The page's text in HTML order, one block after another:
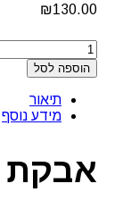
₪130.00
כמות
של
אבקת
פרימיום
גרם
הוספה לסל
תיאור
מידע נוסף
אבקת